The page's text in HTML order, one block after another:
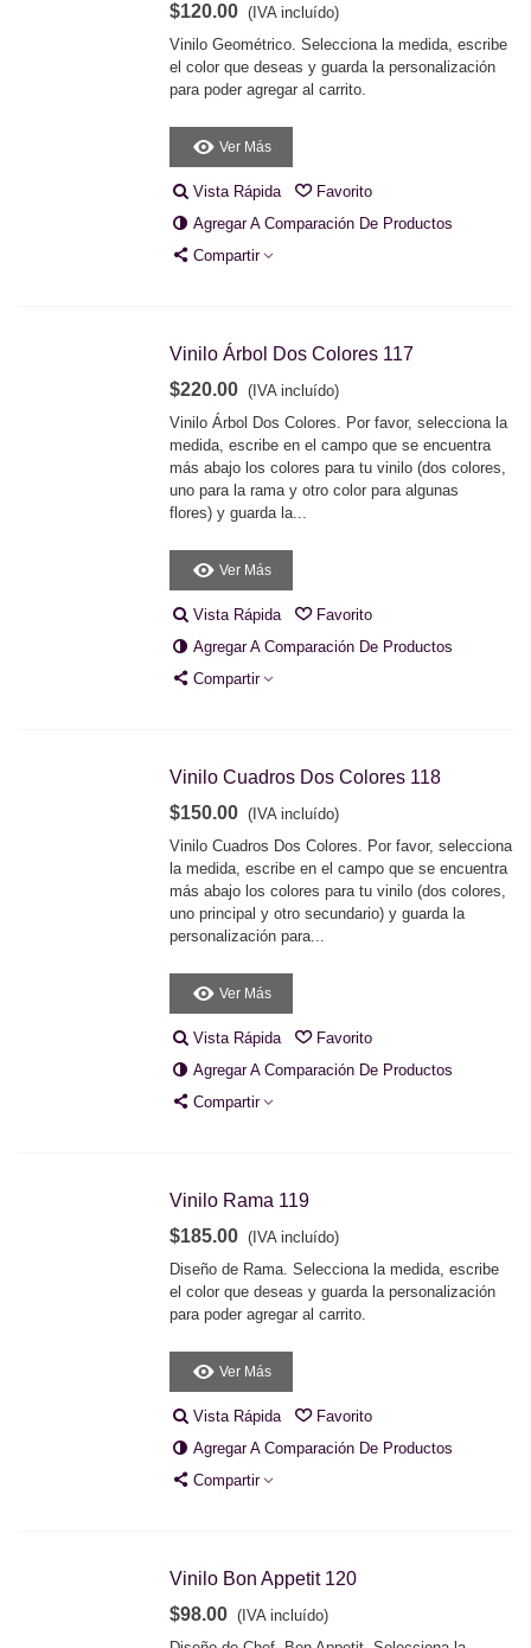
$120.00 (IVA incluído)
Vinilo Geométrico. Selecciona la medida, escribe
el color que deseas y guarda la personalización
para poder agregar al carrito.
Ver Más
Vista Rápida
Favorito
Agregar A Comparación De Productos
Compartir
Vinilo Árbol Dos Colores 117
$220.00 (IVA incluído)
Vinilo Árbol Dos Colores. Por favor, selecciona la
medida, escribe en el campo que se encuentra
más abajo los colores para tu vinilo (dos colores,
uno para la rama y otro color para algunas
flores) y guarda la...
Ver Más
Vista Rápida
Favorito
Agregar A Comparación De Productos
Compartir
Vinilo Cuadros Dos Colores 118
$150.00 (IVA incluído)
Vinilo Cuadros Dos Colores. Por favor, selecciona
la medida, escribe en el campo que se encuentra
más abajo los colores para tu vinilo (dos colores,
uno principal y otro secundario) y guarda la
personalización para...
Ver Más
Vista Rápida
Favorito
Agregar A Comparación De Productos
Compartir
Vinilo Rama 119
$185.00 (IVA incluído)
Diseño de Rama. Selecciona la medida, escribe
el color que deseas y guarda la personalización
para poder agregar al carrito.
Ver Más
Vista Rápida
Favorito
Agregar A Comparación De Productos
Compartir
Vinilo Bon Appetit 120
$98.00 (IVA incluído)